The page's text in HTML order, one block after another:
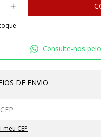
Consulte-nos
DE ENVIO
meu CEP